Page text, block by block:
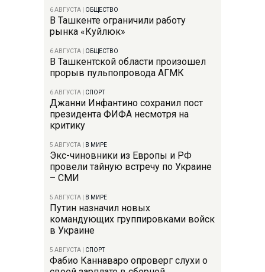
6 АВГУСТА ОБЩЕСТВО
В Ташкенте ограничили работу
рынка «Куйлюк»
6 АВГУСТА ОБЩЕСТВО
В Ташкентской области произошел
прорыв пульпопровода АГМК
6 АВГУСТА СПОРТ
Джанни Инфантино сохранил пост
президента ФИФА несмотря на
критику
5 АВГУСТА В МИРЕ
Экс-чиновники из Европы и РФ
провели тайную встречу по Украине
– СМИ
5 АВГУСТА В МИРЕ
Путин назначил новых
командующих группировками войск
в Украине
5 АВГУСТА СПОРТ
Фабио Каннаваро опроверг слухи о